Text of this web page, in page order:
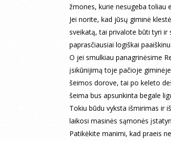
žmones, kurie nesugeba toliau
Jei norite, kad jūsų giminė
sveikatą, tai privalote būti tyri ir
paprasčiausiai logiškai
O jei smulkiau panagrinėsime
įsikūnijimą toje pačioje
šeimos dorove, tai po keleto
šeima bus apsunkinta begale
Tokiu būdu vyksta išmirimas ir
laikosi masinės sąmonės
Patikėkite manimi, kad praeis